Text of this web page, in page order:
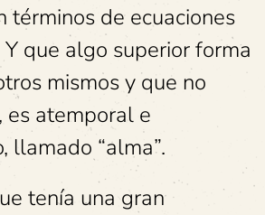
términos de ecuaciones
que algo superior forma
mismos y que no
es atemporal e
llamado “alma”.
tenía una gran